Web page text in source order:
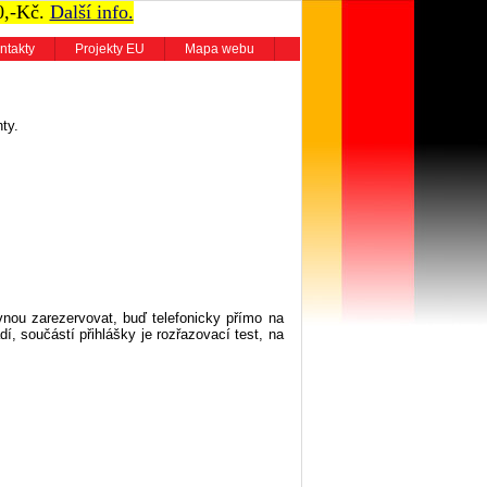
Kč. Další info.
Projekty EU Mapa webu
zarezervovat, buď telefonicky přímo na
součástí přihlášky je rozřazovací test, na